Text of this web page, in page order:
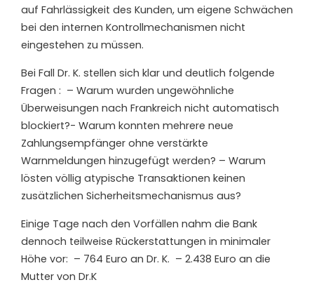
auf Fahrlässigkeit des Kunden, um eigene Schwächen
bei den internen Kontrollmechanismen nicht
eingestehen zu müssen.
Bei Fall Dr. K. stellen sich klar und deutlich folgende
Fragen : – Warum wurden ungewöhnliche
Überweisungen nach Frankreich nicht automatisch
blockiert?- Warum konnten mehrere neue
Zahlungsempfänger ohne verstärkte
Warnmeldungen hinzugefügt werden? – Warum
lösten völlig atypische Transaktionen keinen
zusätzlichen Sicherheitsmechanismus aus?
Einige Tage nach den Vorfällen nahm die Bank
dennoch teilweise Rückerstattungen in minimaler
Höhe vor: – 764 Euro an Dr. K. – 2.438 Euro an die
Mutter von Dr.K